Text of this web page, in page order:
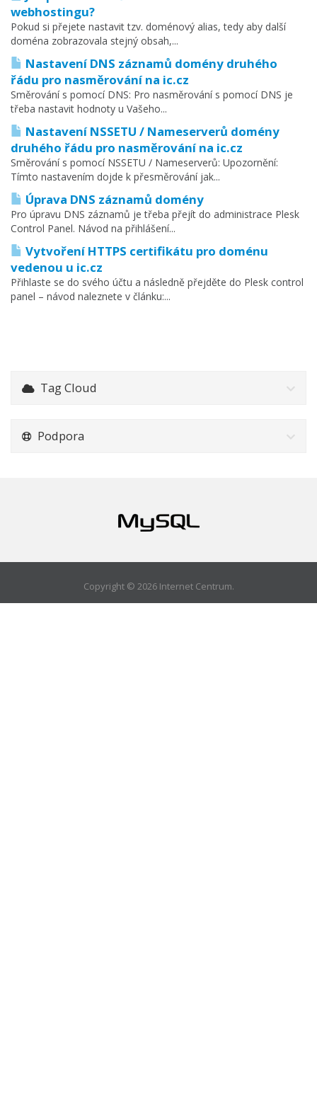
webhostingu?
Pokud si přejete nastavit tzv. doménový alias, tedy aby další
doména zobrazovala stejný obsah,...
Nastavení DNS záznamů domény druhého
řádu pro nasměrování na ic.cz
Směrování s pomocí DNS: Pro nasměrování s pomocí DNS je
třeba nastavit hodnoty u Vašeho...
Nastavení NSSETU / Nameserverů domény
druhého řádu pro nasměrování na ic.cz
Směrování s pomocí NSSETU / Nameserverů: Upozornění:
Tímto nastavením dojde k přesměrování jak...
Úprava DNS záznamů domény
Pro úpravu DNS záznamů je třeba přejít do administrace Plesk
Control Panel. Návod na přihlášení...
Vytvoření HTTPS certifikátu pro doménu
vedenou u ic.cz
Přihlaste se do svého účtu a následně přejděte do Plesk control
panel – návod naleznete v článku:...
Tag Cloud
Podpora
Copyright © 2026 Internet Centrum.